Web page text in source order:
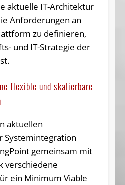
aktuelle IT-Architektur
Anforderungen an
zu definieren,
und IT-Strategie der
flexible und skalierbare
aktuellen
Systemintegration
gemeinsam mit
verschiedene
ein Minimum Viable